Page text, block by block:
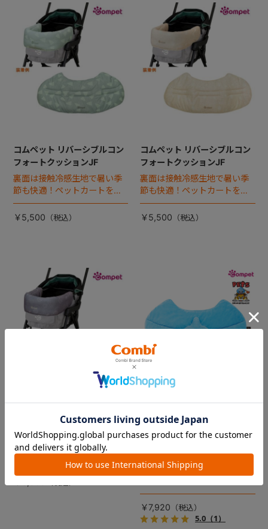
コムペット リバーシブルコン
フォートクッションJF
裏面は接触冷感生地で暑い季
節も快適！ペットカートをお
しゃれに・かわいく・かっこ
よく！
￥5,500
コムペット リバーシブルコン
フォートクッションJF
裏面は接触冷感生地で暑い季
節も快適！ペットカートをお
しゃれに・かわいく・かっこ
よく！
￥5,500
コムペット リバーシブルコン
裏面は接触冷感生地で暑い季
節も快適！ペットカートをお
しゃれに・かわいく・かっこ
DRAGON QUEST PETs コン
フォートクッション スライム
【コムペット ペットカート
用】
愛車の目印に！ふわふわ生地
あごのせクッション。
￥7,920
5.0（1）